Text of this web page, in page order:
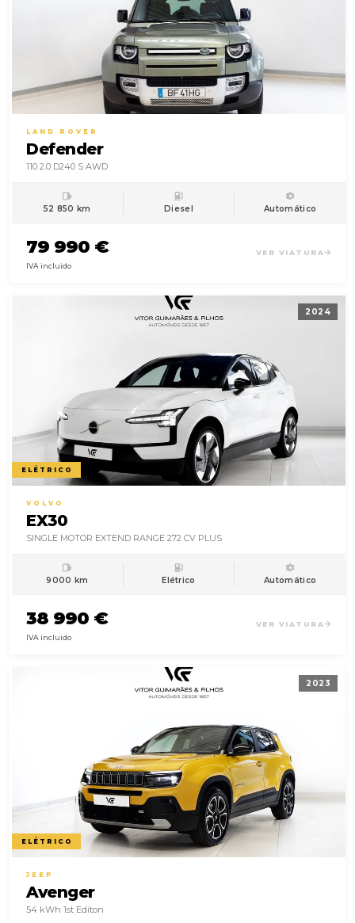
LAND ROVER
Defender
110 2.0 D240 S AWD
52 850 km Diesel Automático
79 990 €
IVA incluido
VER VIATURA
2024
ELÉTRICO
VOLVO
EX30
SINGLE MOTOR EXTEND RANGE 272 CV PLUS
9000 km Elétrico Automático
38 990 €
IVA incluido
VER VIATURA
2023
ELÉTRICO
JEEP
Avenger
54 kWh 1st Editon